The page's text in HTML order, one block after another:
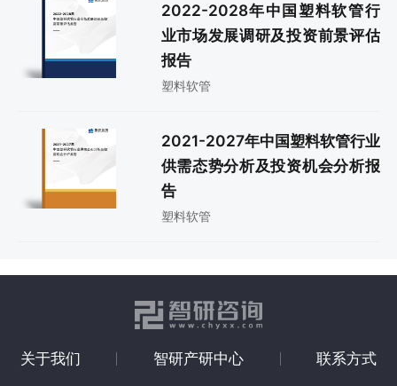
2022-2028年中国塑料软管行
业市场发展调研及投资前景评估
报告
塑料软管
2021-2027年中国塑料软管行业
供需态势分析及投资机会分析报
告
塑料软管
关于我们 智研产研中心 联系方式